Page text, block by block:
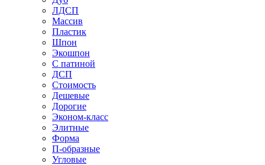
ЛДСП
Массив
Пластик
Шпон
Экошпон
С патиной
ДСП
Стоимость
Дешевые
Дорогие
Эконом-класс
Элитные
Форма
П-образные
Угловые